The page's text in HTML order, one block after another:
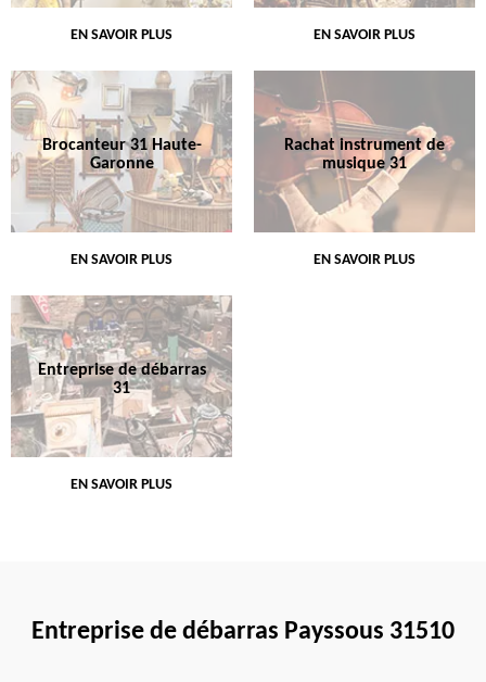
EN SAVOIR PLUS EN SAVOIR PLUS
Brocanteur 31 Haute-
Garonne
EN SAVOIR PLUS
Rachat instrument de
musique 31
EN SAVOIR PLUS
Entreprise de débarras
31
EN SAVOIR PLUS
Entreprise de débarras Payssous 31510